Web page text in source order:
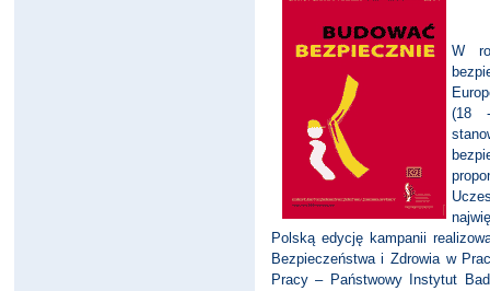
W
(18
Polską edycję kampanii
Bezpieczeństwa i Zdrowia w
Pracy – Państwowy Instytut